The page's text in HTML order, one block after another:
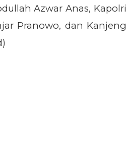
Azwar Anas, Kapolri
Pranowo, dan Kanjeng